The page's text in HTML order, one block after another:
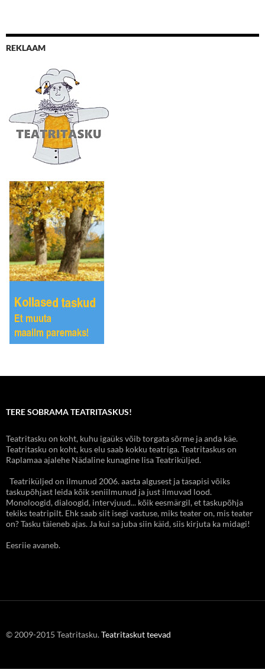
REKLAAM
TERE SOBRAMA TEATRITASKUS!
Teatritasku on koht, kuhu igaüks võib torgata sõrme ja anda käe.
Teatritasku on koht, kus elu saab kokku teatriga. Teatritaskus on
Raplamaa ajalehe Nädaline kunagine lisa Teatriküljed.
Teatriküljed on ilmunud 2006. aasta algusest ja tasapisi võiks
taskupõhjast leida kõik seniilmunud ja just ilmuvad lood.
Monoloogid, dialoogid, intervjuud... kõik eesmärgil, et taskupõhja
tekiks teatripilt. Ehk saab siit isegi vastuse, miks teater on, mis teater
on? Tasku täieneb ajas. Ja kui sa juba siin käid, siis kirjuta ka midagi!
Eesriie avaneb.
© 2009-2015 Teatritasku.Teatritaskut teevad